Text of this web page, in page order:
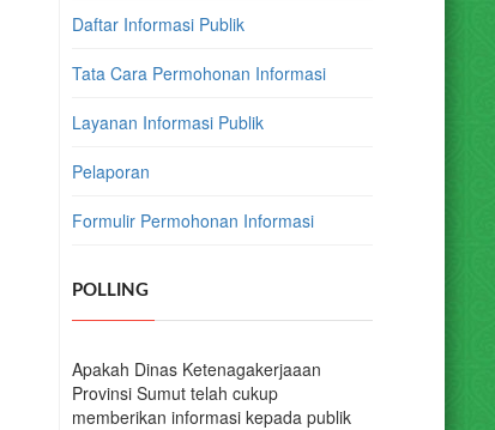
Daftar Informasi Publik
Tata Cara Permohonan Informasi
Layanan Informasi Publik
Pelaporan
Formulir Permohonan Informasi
POLLING
Apakah Dinas Ketenagakerjaaan
Provinsi Sumut telah cukup
memberikan informasi kepada publik